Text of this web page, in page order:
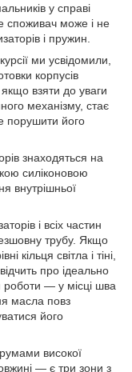
у справі
споживач може і не
і пружин.
ми усвідомили,
корпусів
взяти до уваги
механізму, стає
порушити його
знаходяться на
силіконовою
внутрішньої
і всіх частин
трубу. Якщо
кільця світла і тіні,
про ідеально
роботи — у місці шва
масла повз
його
високої
— є три зони з